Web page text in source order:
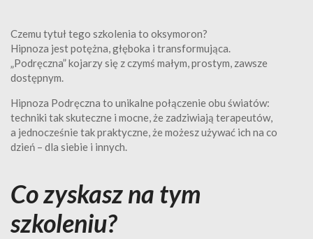
Czemu tytuł tego szkolenia to oksymoron?
Hipnoza jest potężna, głęboka i transformująca.
„Podręczna” kojarzy się z czymś małym, prostym, zawsze
dostępnym.
Hipnoza Podręczna to unikalne połączenie obu światów:
techniki tak skuteczne i mocne, że zadziwiają terapeutów,
a jednocześnie tak praktyczne, że możesz używać ich na co
dzień – dla siebie i innych.
Co zyskasz na tym
szkoleniu?